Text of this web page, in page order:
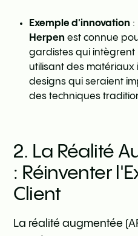
Exemple d'innovation :
Herpen est connue
gardistes qui intègrent
utilisant des
designs qui seraient
des techniques
2. La Réalité
: Réinventer
Client
La réalité augmentée